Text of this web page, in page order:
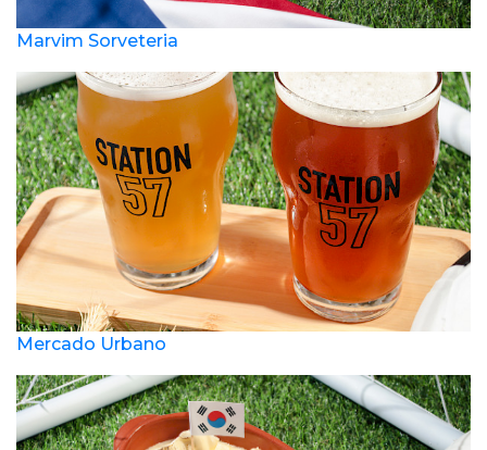
Marvim Sorveteria
Mercado Urbano